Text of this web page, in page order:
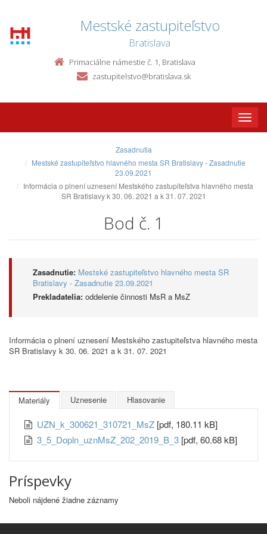
Mestské zastupiteľstvo
Bratislava
Primaciálne námestie č. 1, Bratislava
zastupitelstvo@bratislava.sk
Toggle
Zasadnutia
Mestské zastupiteľstvo hlavného mesta SR Bratislavy - Zasadnutie
23.09.2021
Informácia o plnení uznesení Mestského zastupiteľstva hlavného mesta
SR Bratislavy k 30. 06. 2021 a k 31. 07. 2021
Bod č. 1
Zasadnutie: Mestské zastupiteľstvo hlavného mesta SR
Bratislavy - Zasadnutie 23.09.2021
Prekladatelia: oddelenie činnosti MsR a MsZ
Informácia o plnení uznesení Mestského zastupiteľstva hlavného mesta
SR Bratislavy k 30. 06. 2021 a k 31. 07. 2021
Materiály Uznesenie Hlasovanie
UZN_k_300621_310721_MsZ [pdf, 180.11 kB]
3_5_Dopln_uznMsZ_202_2019_B_3 [pdf, 60.68 kB]
Príspevky
Neboli nájdené žiadne záznamy